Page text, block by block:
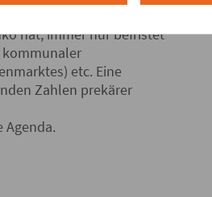
hat, immer nur befristet
kommunaler
etc. Eine
Zahlen prekärer
Agenda.